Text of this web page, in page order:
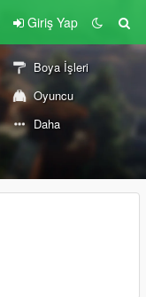
Giriş Yap
Boya İşleri
Oyuncu
Daha